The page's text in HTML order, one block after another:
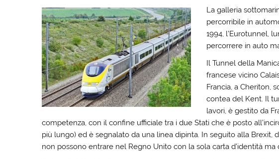
La galleria
percorribile in
1994, l’Eurotunnel,
percorrere in auto
Il Tunnel della
francese vicino
Francia, a Cheriton,
contea del Kent. Il
lavori, è gestito da
competenza, con il confine ufficiale tra i due Stati che è posto
più lungo) ed è segnalato da una linea dipinta. In seguito alla Brexit,
non possono entrare nel Regno Unito con la sola carta d’identità